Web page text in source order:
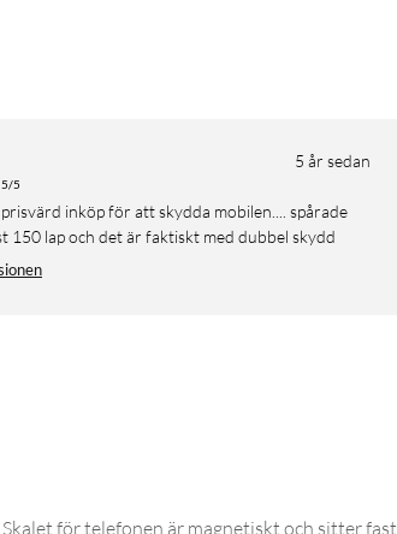
5 år sedan
5/5
150 lap och det är faktiskt med dubbel skydd
för telefonen är magnetiskt och sitter fast